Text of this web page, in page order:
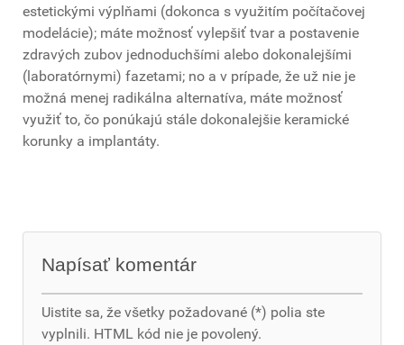
estetickými výplňami (dokonca s využitím počítačovej
modelácie); máte možnosť vylepšiť tvar a postavenie
zdravých zubov jednoduchšími alebo dokonalejšími
(laboratórnymi) fazetami; no a v prípade, že už nie je
možná menej radikálna alternatíva, máte možnosť
využiť to, čo ponúkajú stále dokonalejšie keramické
korunky a implantáty.
Napísať komentár
Uistite sa, že všetky požadované (*) polia ste
vyplnili. HTML kód nie je povolený.